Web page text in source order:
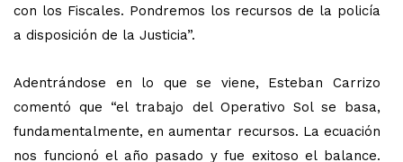
con los Fiscales. Pondremos los recursos de la policía
a disposición de la Justicia”.
Adentrándose en lo que se viene, Esteban Carrizo
comentó que “el trabajo del Operativo Sol se basa,
fundamentalmente, en aumentar recursos. La ecuación
nos funcionó el año pasado y fue exitoso el balance.